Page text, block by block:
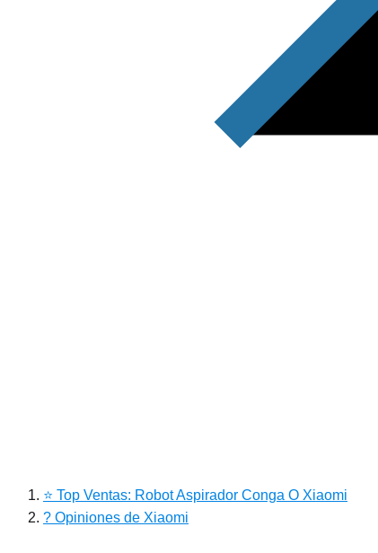
⭐ Top Ventas: Robot Aspirador Conga O Xiaomi
? Opiniones de Xiaomi